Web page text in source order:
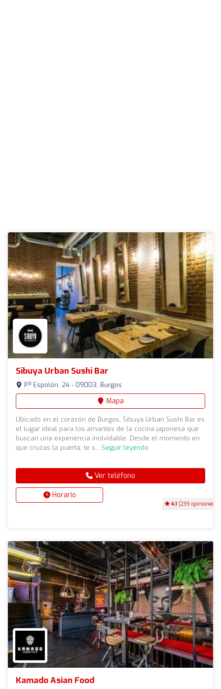
Sibuya Urban Sushi Bar
4.1 (239 opiniones)
P.º Espolón, 24 - 09003, Burgos
Mapa
Ubicado en el corazón de Burgos, Sibuya Urban Sushi Bar es
el lugar ideal para los amantes de la cocina japonesa que
buscan una experiencia inolvidable. Desde el momento en
que cruzas la puerta, te s... Seguir leyendo
Ver teléfono
Horario
Kamado Asian Food